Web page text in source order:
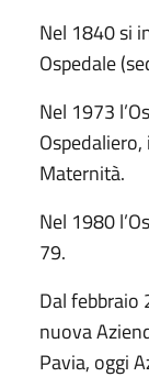
Nel 1840 si
Ospedale
Nel 1973
Maternità.
Nel 1980
79.
Dal
nuova
Pavia, oggi